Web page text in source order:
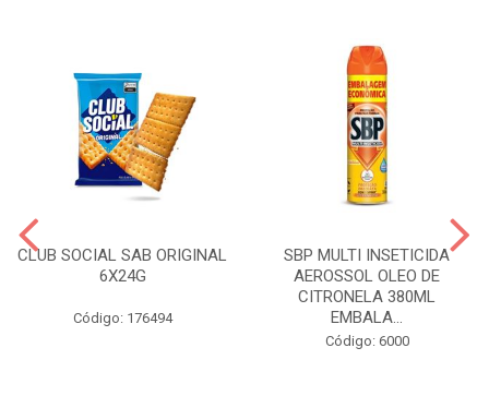
CLUB SOCIAL SAB ORIGINAL
6X24G
Código: 176494
SBP MULTI INSETICIDA
AEROSSOL OLEO DE
CITRONELA 380ML
EMBALA...
Código: 6000